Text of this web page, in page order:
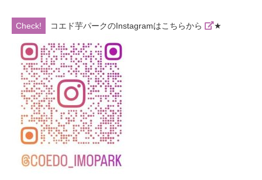
コエド芋パークのInstagramはこちらから ★